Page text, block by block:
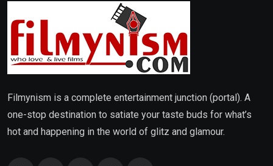
Filmynism is a complete entertainment junction (portal). A
one-stop destination to satiate your taste buds for what’s
hot and happening in the world of glitz and glamour.